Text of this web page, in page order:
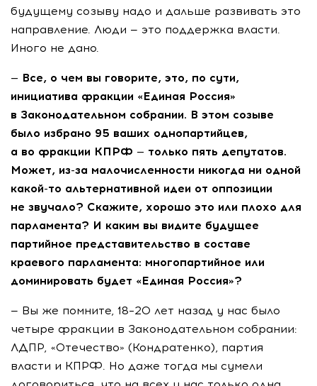
будущему созыву надо и дальше развивать это
направление. Люди — это поддержка власти.
Иного не дано.
— Все, о чем вы говорите, это, по сути,
инициатива фракции «Единая Россия»
в Законодательном собрании. В этом созыве
было избрано 95 ваших однопартийцев,
а во фракции КПРФ — только пять депутатов.
Может, из-за малочисленности никогда ни одной
какой-то альтернативной идеи от оппозиции
не звучало? Скажите, хорошо это или плохо для
парламента? И каким вы видите будущее
партийное представительство в составе
краевого парламента: многопартийное или
доминировать будет «Единая Россия»?
— Вы же помните, 18–20 лет назад у нас было
четыре фракции в Законодательном собрании:
ЛДПР, «Отечество» (Кондратенко), партия
власти и КПРФ. Но даже тогда мы сумели